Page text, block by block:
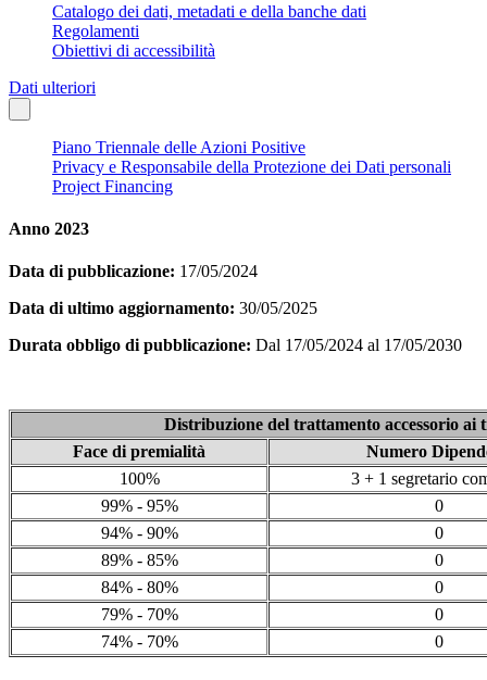
Catalogo dei dati, metadati e della banche dati
Regolamenti
Obiettivi di accessibilità
Dati ulteriori
Piano Triennale delle Azioni Positive
Privacy e Responsabile della Protezione dei Dati personali
Project Financing
Anno 2023
Data di pubblicazione: 17/05/2024
Data di ultimo aggiornamento: 30/05/2025
Durata obbligo di pubblicazione: Dal 17/05/2024 al 17/05/2030
Distribuzione del trattamento accessorio ai
Face di premialità
Numero
100%
3 + 1 segretario
99% - 95%
0
94% - 90%
0
89% - 85%
0
84% - 80%
0
79% - 70%
0
74% - 70%
0